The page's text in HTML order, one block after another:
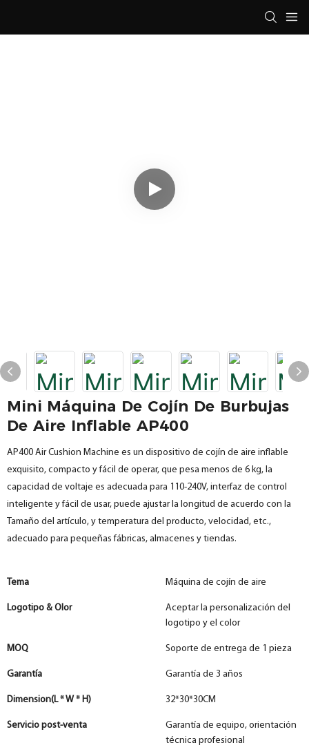
Mini Máquina De Cojín De Burbujas
De Aire Inflable AP400
AP400 Air Cushion Machine es un dispositivo de cojín de aire inflable
exquisito, compacto y fácil de operar, que pesa menos de 6 kg, la
capacidad de voltaje es adecuada para 110-240V, interfaz de control
inteligente y fácil de usar, puede ajustar la longitud de acuerdo con la
Tamaño del artículo, y temperatura del producto, velocidad, etc.,
adecuado para pequeñas fábricas, almacenes y tiendas.
Tema Máquina de cojín de aire
Logotipo & Olor
Aceptar la personalización del
logotipo y el color
MOQ Soporte de entrega de 1 pieza
Garantía Garantía de 3 años
Dimension(L * W * H) 32*30*30CM
Servicio post-venta
Garantía de equipo, orientación
técnica profesional